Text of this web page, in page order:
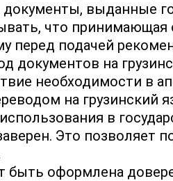
выданные
что
перед подачей
документов на
необходимости в
на грузинский
в
Это позволяет
быть оформлена